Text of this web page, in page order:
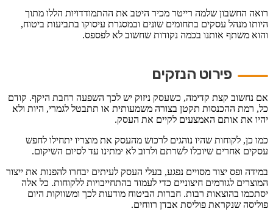
רואה החשבון שלמה רייטר מכיר היטב את ההתמודדויות הללו מתוך
היותו מנהל עסקים בתחומים שונים ובמסגרת עיסוקו בתביעות ביטוח,
והוא משתף אותנו בכמה נקודות שחשוב לא לפספס.
פירוט הנזקים
אם נחשוב קצת קדימה, כשעסק ניזוק יש לכך השפעה רחבת היקף. קודם
כל, רמת ההכנסות תקטן בצורה משמעותית או תתבטל לגמרי, היות ולא
יהיו את אותם האמצעים לקיים את העסק.
כמו כן, לקוחות שהיו נוהגים לרכוש מהעסק את מוצריו יתחילו לחפש
עסקים אחרים שיוכלו לשרתם ולרוב לא ימתינו עד לסיום השיקום.
במידה ופס יצור מסויים נפגע, בעלי העסק לעיתים יבחרו להפנות את ייצור
המוצרים לגורמים חיצוניים כדי לעמוד בהתחייבויות ללקוחות. כל אלה
יסתכמו בהוצאות רבות. חברות הביטוח מודעות לכך ומשווקות היום
פוליסה שנקראת פוליסת אבדן רווחים.